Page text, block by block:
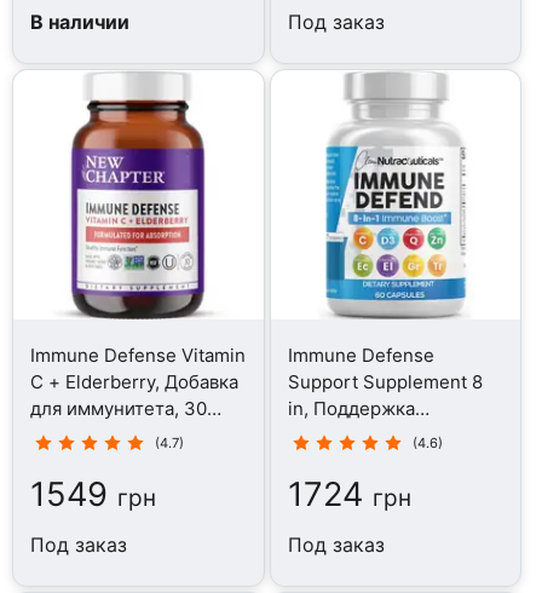
В наличии Под заказ
Immune Defense Vitamin
C + Elderberry, Добавка
для иммунитета, 30
капсул
(4.7)
1549 грн
Под заказ
Immune Defense
Support Supplement 8
in, Поддержка
иммунитета, 60 капсул
(4.6)
1724 грн
Под заказ